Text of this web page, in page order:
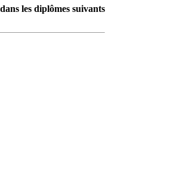
les diplômes suivants